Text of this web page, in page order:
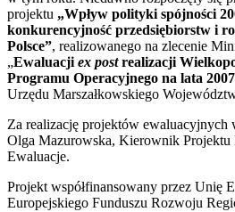
projektu „Wpływ polityki spójności
konkurencyjność przedsiębiorstw i
Polsce”, realizowanego na zlecenie
„Ewaluacji ex postrealizacji
Programu Operacyjnego na lata
Urzędu Marszałkowskiego
Za realizację projektów ewaluacyjnych
Olga Mazurowska, Kierownik Projektu
Ewaluacje.
Projekt współfinansowany przez Unię
Europejskiego Funduszu Rozwoju